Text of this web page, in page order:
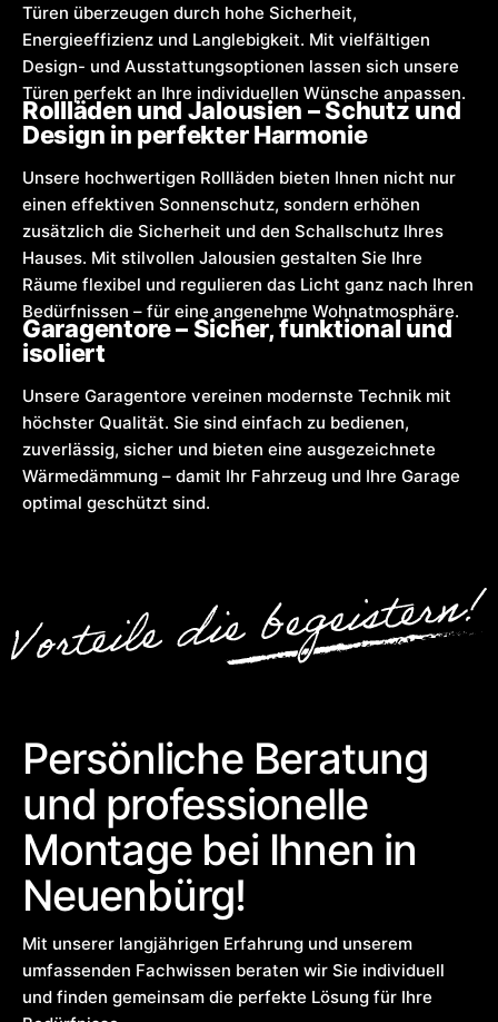
Türen überzeugen durch hohe Sicherheit,
Energieeffizienz und Langlebigkeit. Mit vielfältigen
Design- und Ausstattungsoptionen lassen sich unsere
Türen perfekt an Ihre individuellen Wünsche anpassen.
Rollläden und Jalousien – Schutz und
Design in perfekter Harmonie
Unsere hochwertigen Rollläden bieten Ihnen nicht nur
einen effektiven Sonnenschutz, sondern erhöhen
zusätzlich die Sicherheit und den Schallschutz Ihres
Hauses. Mit stilvollen Jalousien gestalten Sie Ihre
Räume flexibel und regulieren das Licht ganz nach Ihren
Bedürfnissen – für eine angenehme Wohnatmosphäre.
Garagentore – Sicher, funktional und
isoliert
Unsere Garagentore vereinen modernste Technik mit
höchster Qualität. Sie sind einfach zu bedienen,
zuverlässig, sicher und bieten eine ausgezeichnete
Wärmedämmung – damit Ihr Fahrzeug und Ihre Garage
optimal geschützt sind.
Persönliche Beratung
und professionelle
Montage bei Ihnen in
Neuenbürg!
Mit unserer langjährigen Erfahrung und unserem
umfassenden Fachwissen beraten wir Sie individuell
und finden gemeinsam die perfekte Lösung für Ihre